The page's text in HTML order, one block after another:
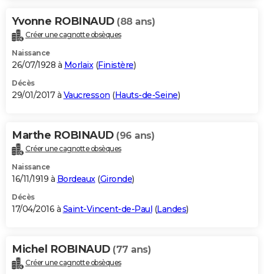
Yvonne ROBINAUD (88 ans)
Créer une cagnotte obsèques
Naissance
26/07/1928 à Morlaix(Finistère)
Décès
29/01/2017 à Vaucresson (Hauts-de-Seine)
Marthe ROBINAUD (96 ans)
Créer une cagnotte obsèques
Naissance
16/11/1919 à Bordeaux(Gironde)
Décès
17/04/2016 à Saint-Vincent-de-Paul (Landes)
Michel ROBINAUD (77 ans)
Créer une cagnotte obsèques